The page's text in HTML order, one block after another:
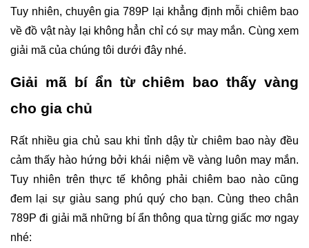
Tuy nhiên, chuyên gia 789P lại khẳng định mỗi chiêm bao
về đồ vật này lại không hẳn chỉ có sự may mắn. Cùng xem
giải mã của chúng tôi dưới đây nhé.
Giải mã bí ẩn từ chiêm bao thấy vàng
cho gia chủ
Rất nhiều gia chủ sau khi tỉnh dậy từ chiêm bao này đều
cảm thấy hào hứng bởi khái niệm về vàng luôn may mắn.
Tuy nhiên trên thực tế không phải chiêm bao nào cũng
đem lại sự giàu sang phú quý cho bạn. Cùng theo chân
789P đi giải mã những bí ẩn thông qua từng giấc mơ ngay
nhé: